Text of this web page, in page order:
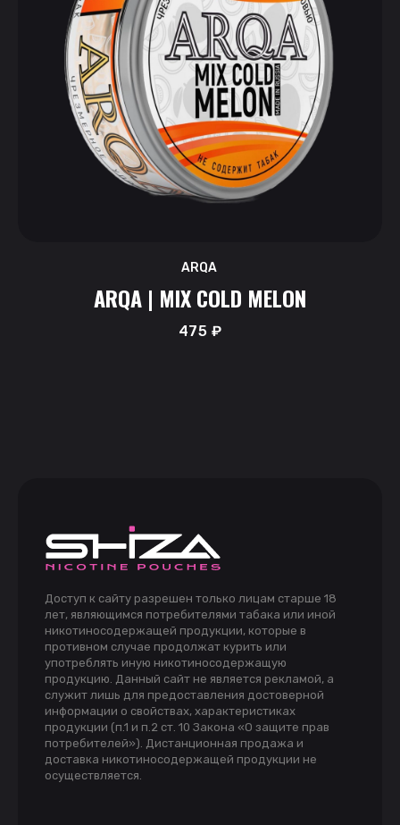
ARQA
ARQA | MIX COLD MELON
475 ₽
Доступ к сайту разрешен только лицам старше 18
лет, являющимся потребителями табака или иной
никотиносодержащей продукции, которые в
противном случае продолжат курить или
употреблять иную никотиносодержащую
продукцию. Данный сайт не является рекламой, а
служит лишь для предоставления достоверной
информации о свойствах, характеристиках
продукции (п.1 и п.2 ст. 10 Закона «О защите прав
потребителей»). Дистанционная продажа и
доставка никотиносодержащей продукции не
осуществляется.